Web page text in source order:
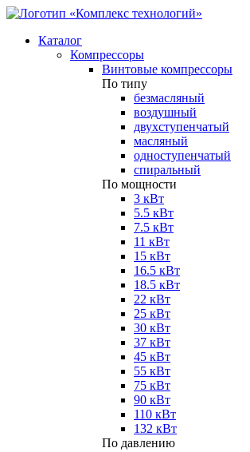
Каталог
Компрессоры
Винтовые компрессоры
По типу
безмасляный
воздушный
двухступенчатый
масляный
одноступенчатый
спиральный
По мощности
3 кВт
5.5 кВт
7.5 кВт
11 кВт
15 кВт
16.5 кВт
18.5 кВт
22 кВт
25 кВт
30 кВт
37 кВт
45 кВт
55 кВт
75 кВт
90 кВт
110 кВт
132 кВт
По давлению